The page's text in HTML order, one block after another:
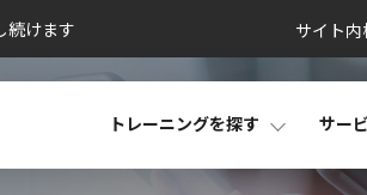
続けます サイト内
トレーニングを探す サー